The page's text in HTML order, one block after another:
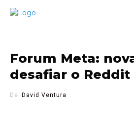
Forum Meta:
desafiar o Reddit
De: David Ventura